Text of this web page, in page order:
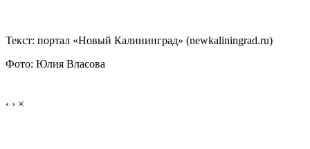
Текст: портал «Новый Калининград» (newkaliningrad.ru)
Фото: Юлия Власова
‹ › ×